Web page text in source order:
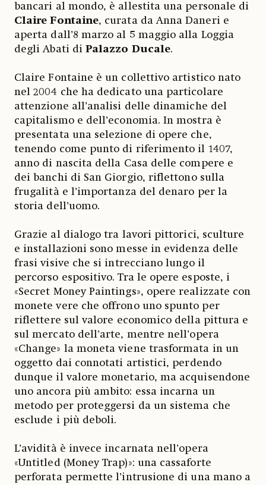
bancari al mondo, è allestita una personale di
Claire Fontaine, curata da Anna Daneri e
aperta dall’8 marzo al 5 maggio alla Loggia
degli Abati diPalazzo Ducale.
Claire Fontaine è un collettivo artistico nato
nel 2004 che ha dedicato una particolare
attenzione all’analisi delle dinamiche del
capitalismo e dell’economia. In mostra è
presentata una selezione di opere che,
tenendo come punto di riferimento il 1407,
anno di nascita della Casa delle compere e
dei banchi di San Giorgio, riflettono sulla
frugalità e l’importanza del denaro per la
storia dell’uomo.
Grazie al dialogo tra lavori pittorici, sculture
e installazioni sono messe in evidenza delle
frasi visive che si intrecciano lungo il
percorso espositivo. Tra le opere esposte, i
«Secret Money Paintings», opere realizzate con
monete vere che offrono uno spunto per
riflettere sul valore economico della pittura e
sul mercato dell’arte, mentre nell’opera
«Change» la moneta viene trasformata in un
oggetto dai connotati artistici, perdendo
dunque il valore monetario, ma acquisendone
uno ancora più ambito: essa incarna un
metodo per proteggersi da un sistema che
esclude i più deboli.
L’avidità è invece incarnata nell’opera
«Untitled (Money Trap)»: una cassaforte
perforata permette l’intrusione di una mano a